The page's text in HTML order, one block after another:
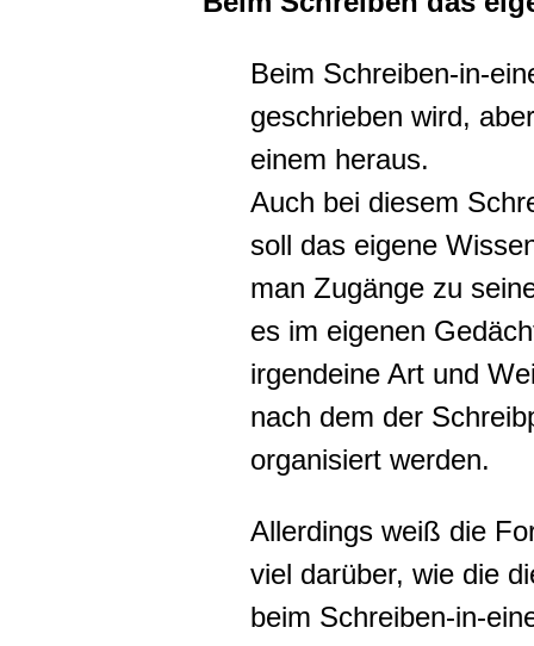
Beim Schreiben-in-
geschrieben wird,
einem heraus.
Auch bei diesem
soll das eigene
man Zugänge zu
es im eigenen
irgendeine Art und
nach dem der
organisiert werden.
Allerdings weiß die
viel darüber, wie die
beim Schreiben-in-